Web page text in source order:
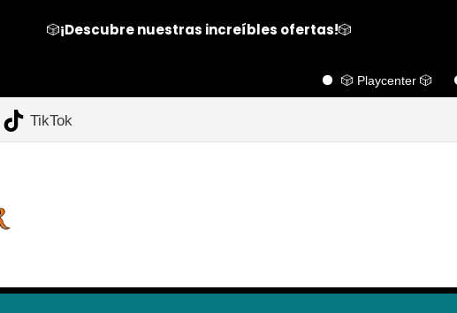
🎲 Playcenter 🎲 🏬
TikTok
🎲¡Descubre nuestras increíbles ofertas!🎲